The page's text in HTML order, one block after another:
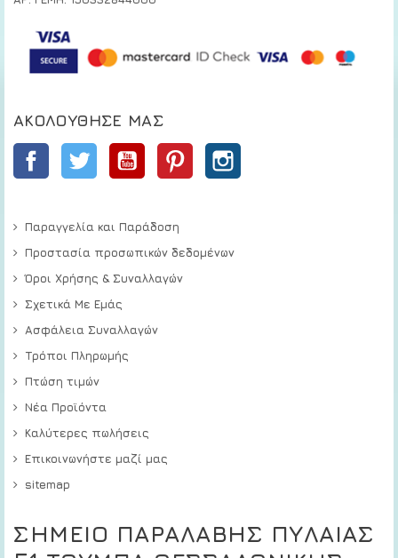
ΑΚΟΛΟΎΘΗΣΕ ΜΑΣ
Facebook Twitter YouTube Pinterest
Παραγγελία και Παράδοση
Προστασία προσωπικών δεδομένων
Όροι Χρήσης & Συναλλαγών
Σχετικά Με Εμάς
Ασφάλεια Συναλλαγών
Τρόποι Πληρωμής
Πτώση τιμών
Νέα Προϊόντα
Καλύτερες πωλήσεις
Επικοινωνήστε μαζί μας
sitemap
ΣΗΜΕΙΟ ΠΑΡΑΛΑΒΗΣ ΠΥΛΑΙΑΣ